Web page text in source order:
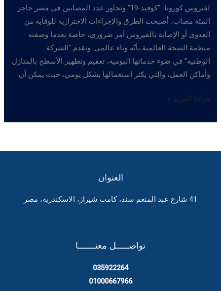
لفيروس كورونا “كوفيد-19” وتجاوز عدد المصابين في مصر حاجز
المئة مصاب، أصبحت الطرق والإجراءات الاحترازية للوقاية من
العدوى أو الإصابة بالفيروس أمر ضروري، خاصة بعدما وصفته
منظمة الصحة العالمية بأنّه وباء عالمي. وتقدم “الشركة
الوطنية” في ضوء خدماتها اليومية، تعقيم وتطهير الأسطح بالمنازل
وأماكن العمل، والتي يكثر استعمالها بشكل يومي، حيث يمكن أن
تعقيم
المنشأت
قراءة المزيد »
العنوان
41 شارع عبد المنعم سند، كامب شيراز، الاسكندرية، مصر
تواصـــــل معنـــــــا
035922264
01000667966